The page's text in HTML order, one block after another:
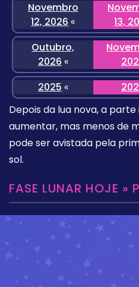
Novembro
12, 2026 «
13,
Outubro,
2026 «
2025 «
Depois da lua nova, a
aumentar, mas menos de
pode ser avistada pela
sol.
FASE LUNAR HOJE »